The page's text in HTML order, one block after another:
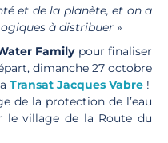
et de la planète, et on a
à distribuer »
Familypour finaliser
dimanche 27 octobre
Transat Jacques Vabre !
de la protection de l’eau
le village de la Route du